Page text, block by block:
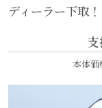
ディーラー下取！
本体価